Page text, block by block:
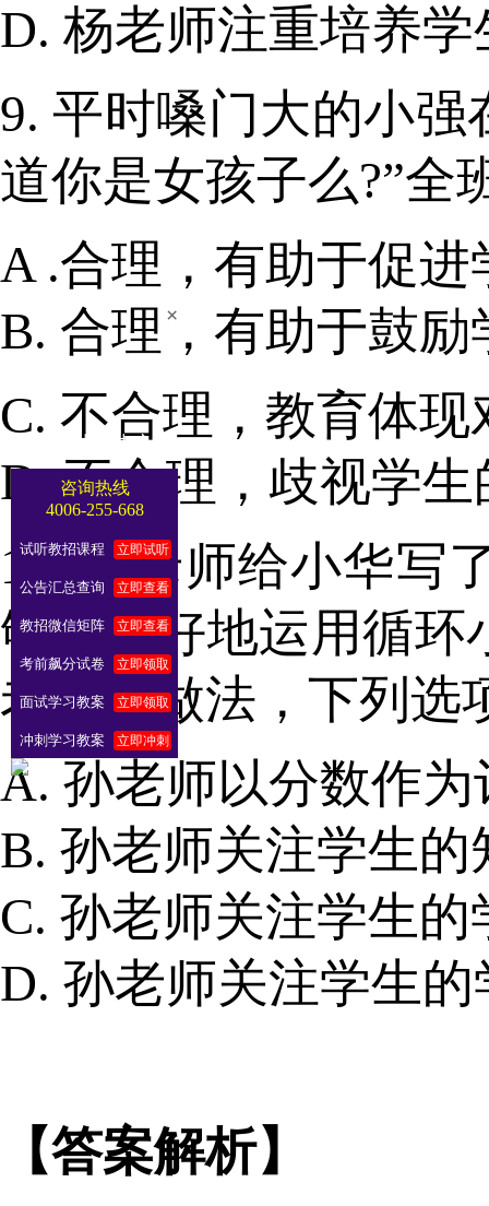
D. 杨老师注重培养
9. 平时嗓门大的小
道你是女孩子么?”全
A .合理，有助于促
B. 合理，有助于鼓励
C. 不合理，教育体
D. 不合理，歧视学
10. 孙老师给小华写
够非常好地运用循环
老师的做法，下列选
A. 孙老师以分数作为
B. 孙老师关注学生的
C. 孙老师关注学生的
D. 孙老师关注学生
【答案解析】
考试指导中心
咨询热线
4006-255-668
试听教招课程 立即试听
公告汇总查询 立即查看
教招微信矩阵 立即查看
考前飙分试卷 立即领取
面试学习教案 立即领取
冲刺学习教案 立即冲刺
×